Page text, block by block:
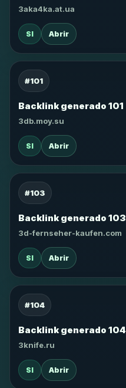
3aka4ka.at.ua
SI Abrir
#101
Backlink generado 101
3db.moy.su
SI Abrir
#103
Backlink generado 103
3d-fernseher-kaufen.com
SI Abrir
#104
Backlink generado 104
3knife.ru
SI Abrir